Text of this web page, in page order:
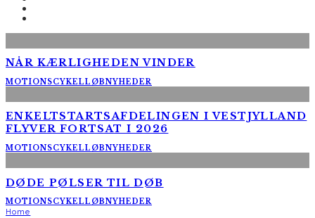
NÅR KÆRLIGHEDEN VINDER
MOTIONSCYKELLØBNYHEDER
ENKELTSTARTSAFDELINGEN I VESTJYLLAND
FLYVER FORTSAT I 2026
MOTIONSCYKELLØBNYHEDER
DØDE PØLSER TIL DØB
MOTIONSCYKELLØBNYHEDER
Home